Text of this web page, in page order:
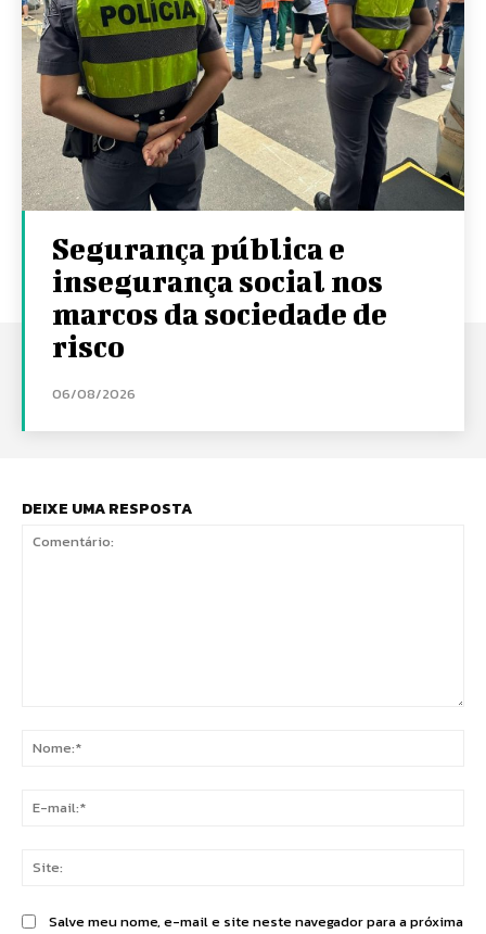
Segurança pública e
insegurança social nos
marcos da sociedade de
risco
06/08/2026
DEIXE UMA RESPOSTA
Salve meu nome, e-mail e site neste navegador para a próxima